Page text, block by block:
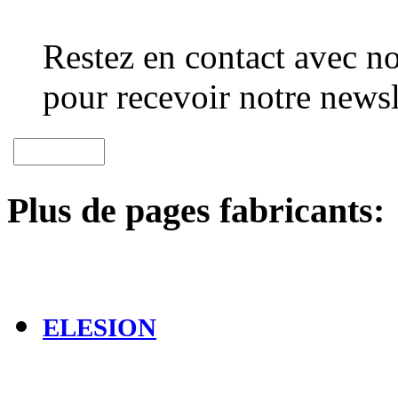
Restez en contact avec
pour recevoir notre
Plus de pages fabricants:
ELESION